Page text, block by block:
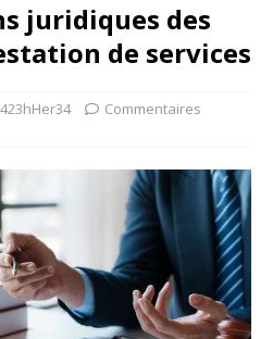
juridiques des
de services
Commentaires